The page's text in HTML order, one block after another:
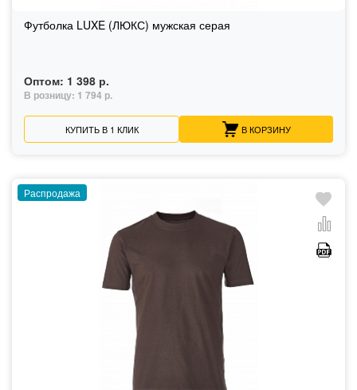
Футболка LUXE (ЛЮКС) мужская серая
Оптом: 1 398 р.
В розницу: 1 794 р.
КУПИТЬ В 1 КЛИК В КОРЗИНУ
Распродажа